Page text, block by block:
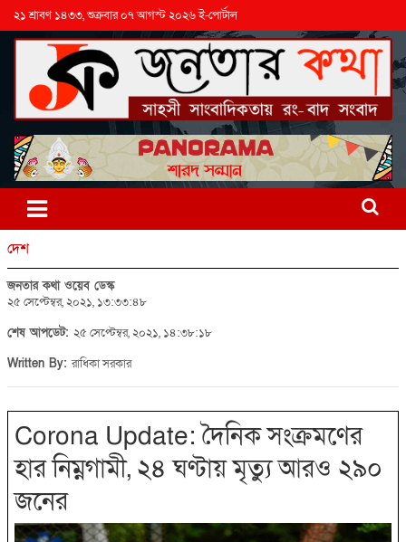
২১ শ্রাবণ ১৪৩৩, শুক্রবার ০৭ আগস্ট ২০২৬ ই-পোর্টাল
দেশ
জনতার কথা ওয়েব ডেস্ক
২৫ সেপ্টেম্বর, ২০২১, ১৩:৩৩:৪৮
শেষ আপডেট: ২৫ সেপ্টেম্বর, ২০২১, ১৪:৩৮:১৮
Written By:রাধিকা সরকার
Corona Update: দৈনিক সংক্রমণের
হার নিম্নগামী, ২৪ ঘণ্টায় মৃত্যু আরও ২৯০
জনের